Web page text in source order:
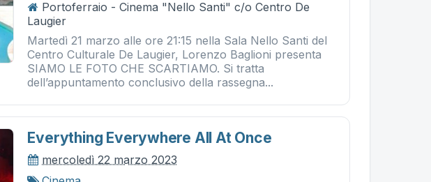
Portoferraio - Cinema "Nello Santi" c/o Centro De
Laugier
Martedì 21 marzo alle ore 21:15 nella Sala Nello Santi del
Centro Culturale De Laugier, Lorenzo Baglioni presenta
SIAMO LE FOTO CHE SCARTIAMO. Si tratta
dell’appuntamento conclusivo della rassegna...
Everything Everywhere All At Once
mercoledì 22 marzo 2023